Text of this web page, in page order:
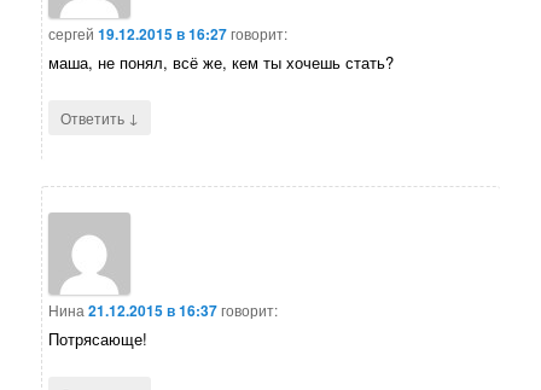
сергей 19.12.2015 в 16:27говорит:
маша, не понял, всё же, кем ты хочешь стать?
Ответить ↓
Нина 21.12.2015 в 16:37говорит:
Потрясающе!